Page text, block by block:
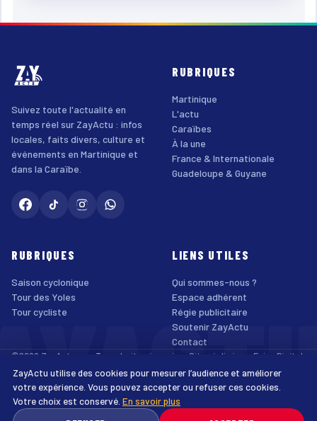
Suivez toute l'actualité en
temps réel sur ZayActu : infos
locales, faits divers, culture et
événements en Martinique et
dans la Caraïbe.
RUBRIQUES
Martinique
L'actu
Caraïbes
À la une
France & Internationale
Guadeloupe & Guyane
RUBRIQUES
Saison cyclonique
Tour des Yoles
Tour cycliste
LIENS UTILES
Qui sommes-nous ?
Espace adhérent
Régie publicitaire
Soutenir ZayActu
Contact
©2026 ZayActu.org. Tous droits réservés. · Site réalisé par Enjoy Digital
Agency
Mentions légales
Confidentialité Cookies Accessibilité
ZayActu utilise des cookies pour mesurer l’audience et améliorer
votre expérience. Vous pouvez accepter ou refuser ces cookies.
Votre choix est conservé. En savoir plus